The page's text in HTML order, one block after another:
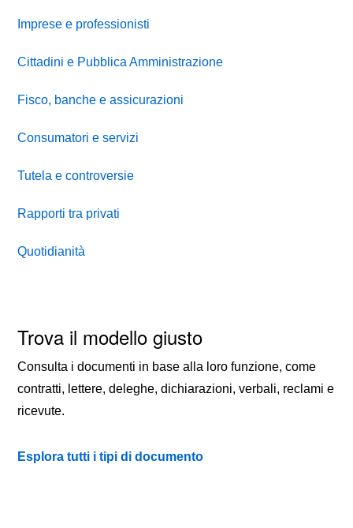
Imprese e professionisti
Cittadini e Pubblica Amministrazione
Fisco, banche e assicurazioni
Consumatori e servizi
Tutela e controversie
Rapporti tra privati
Quotidianità
Trova il modello giusto
Consulta i documenti in base alla loro funzione, come
contratti, lettere, deleghe, dichiarazioni, verbali, reclami e
ricevute.
Esplora tutti i tipi di documento